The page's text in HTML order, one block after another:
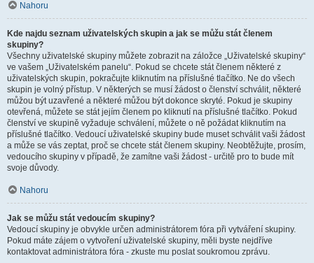
Nahoru
Kde najdu seznam uživatelských skupin a jak se můžu stát členem
skupiny?
Všechny uživatelské skupiny můžete zobrazit na záložce „Uživatelské skupiny“
ve vašem „Uživatelském panelu“. Pokud se chcete stát členem některé z
uživatelských skupin, pokračujte kliknutím na příslušné tlačítko. Ne do všech
skupin je volný přístup. V některých se musí žádost o členství schválit, některé
můžou být uzavřené a některé můžou být dokonce skryté. Pokud je skupiny
otevřená, můžete se stát jejím členem po kliknutí na příslušné tlačítko. Pokud
členství ve skupině vyžaduje schválení, můžete o ně požádat kliknutím na
příslušné tlačítko. Vedoucí uživatelské skupiny bude muset schválit vaši žádost
a může se vás zeptat, proč se chcete stát členem skupiny. Neobtěžujte, prosím,
vedoucího skupiny v případě, že zamítne vaši žádost - určitě pro to bude mít
svoje důvody.
Nahoru
Jak se můžu stát vedoucím skupiny?
Vedoucí skupiny je obvykle určen administrátorem fóra při vytváření skupiny.
Pokud máte zájem o vytvoření uživatelské skupiny, měli byste nejdříve
kontaktovat administrátora fóra - zkuste mu poslat soukromou zprávu.